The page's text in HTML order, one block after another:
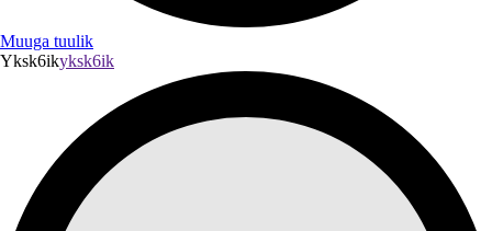
Muuga tuulik
Yksk6ikyksk6ik